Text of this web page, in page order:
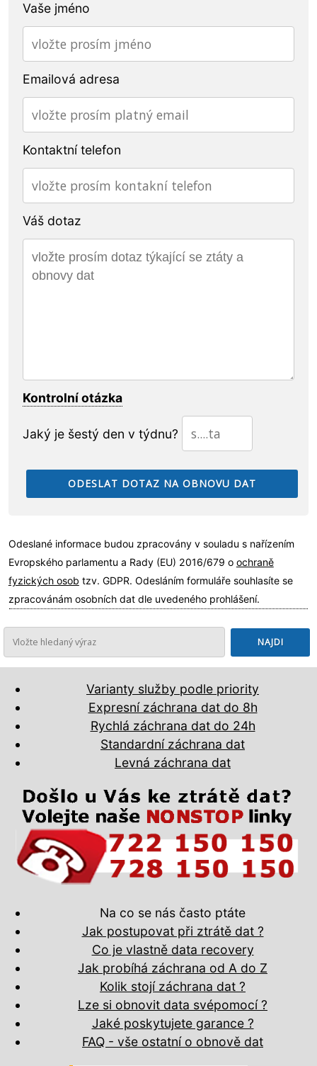
Vaše jméno
Emailová adresa
Kontaktní telefon
Váš dotaz
Kontrolní otázka
Jaký je šestý den v týdnu?
Odeslané informace budou zpracovány v souladu s nařízením
Evropského parlamentu a Rady (EU) 2016/679 o ochraně
fyzických osob tzv. GDPR. Odesláním formuláře souhlasíte se
zpracovánám osobních dat dle uvedeného prohlášení.
Varianty služby podle priority
Expresní záchrana dat do 8h
Rychlá záchrana dat do 24h
Standardní záchrana dat
Levná záchrana dat
Na co se nás často ptáte
Jak postupovat při ztrátě dat ?
Co je vlastně data recovery
Jak probíhá záchrana od A do Z
Kolik stojí záchrana dat ?
Lze si obnovit data svépomocí ?
Jaké poskytujete garance ?
FAQ - vše ostatní o obnově dat